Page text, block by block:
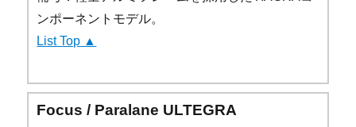
ンポーネントモデル。
List Top ▲
Focus / Paralane ULTEGRA